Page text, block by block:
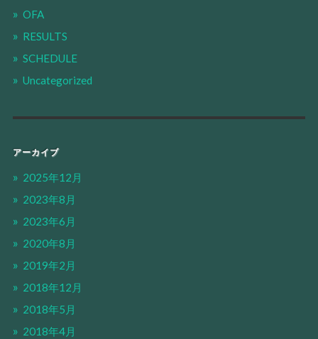
OFA
RESULTS
SCHEDULE
Uncategorized
アーカイブ
2025年12月
2023年8月
2023年6月
2020年8月
2019年2月
2018年12月
2018年5月
2018年4月